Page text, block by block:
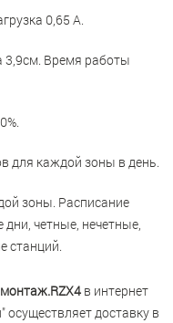
0,65 А.
Время работы
для каждой зоны в день.
зоны. Расписание
четные, нечетные,
станций.
в интернет
осуществляет доставку в